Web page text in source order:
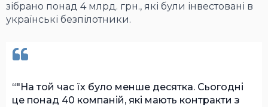
зібрано понад 4 млрд. грн., які були інвестовані в
українські безпілотники.
"На той час їх було менше десятка. Сьогодні
це понад 40 компаній, які мають контракти з